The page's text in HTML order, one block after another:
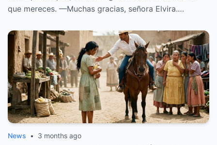
que mereces. —Muchas gracias, señora Elvira.…
News • 3 months ago